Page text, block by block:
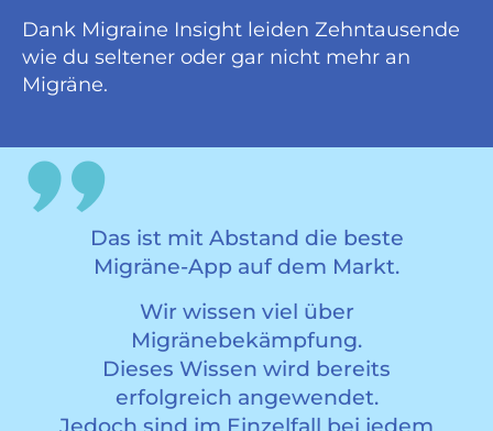
Dank Migraine Insight leiden Zehntausende
wie du seltener oder gar nicht mehr an
Migräne.
”Das ist mit Abstand die beste
Migräne-App auf dem Markt.
Wir wissen viel über
Migränebekämpfung.
Dieses Wissen wird bereits
erfolgreich angewendet.
Jedoch sind im Einzelfall bei jedem